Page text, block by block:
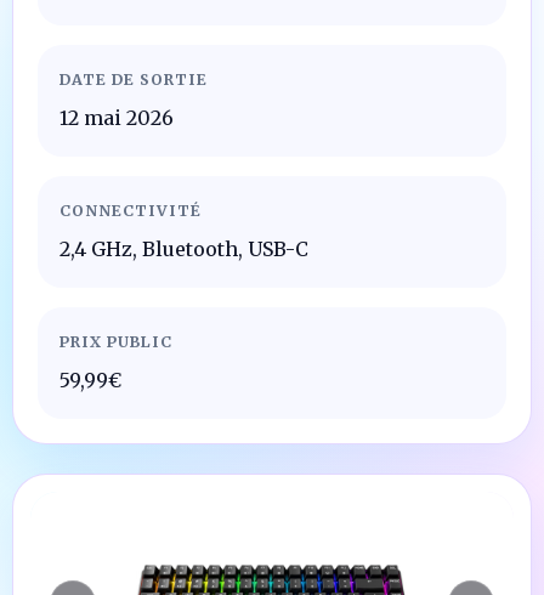
DATE DE SORTIE
12 mai 2026
CONNECTIVITÉ
2,4 GHz, Bluetooth, USB-C
PRIX PUBLIC
59,99€